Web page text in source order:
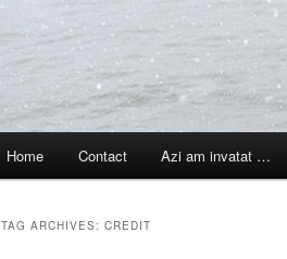
Home Contact Azi am invatat …
TAG ARCHIVES: CREDIT